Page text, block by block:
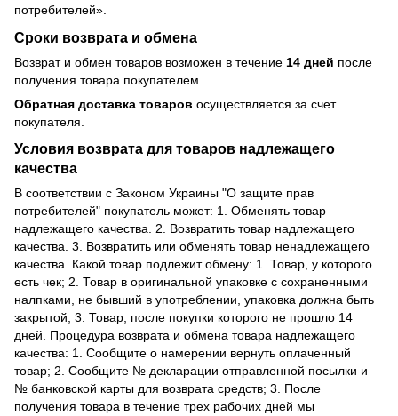
потребителей»
Сроки возврата и обмена
Возврат и обмен товаров возможен в течение 14 дней после
получения товара покупателем.
Обратная доставка товаров осуществляется за счет
покупателя.
Условия возврата для товаров надлежащего
качества
В соответствии с Законом Украины "О защите прав
потребителей" покупатель может: 1. Обменять товар
надлежащего качества. 2. Возвратить товар надлежащего
качества. 3. Возвратить или обменять товар ненадлежащего
качества. Какой товар подлежит обмену: 1. Товар, у которого
есть чек; 2. Товар в оригинальной упаковке с сохраненными
налпками, не бывший в употреблении, упаковка должна быть
закрытой; 3. Товар, после покупки которого не прошло 14
дней. Процедура возврата и обмена товара надлежащего
качества: 1. Сообщите о намерении вернуть оплаченный
товар; 2. Сообщите № декларации отправленной посылки и
№ банковской карты для возврата средств; 3. После
получения товара в течение трех рабочих дней мы